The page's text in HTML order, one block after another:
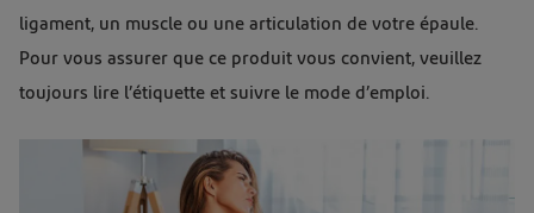
ligament, un muscle ou une articulation de votre épaule.
Pour vous assurer que ce produit vous convient, veuillez
toujours lire l’étiquette et suivre le mode d’emploi.